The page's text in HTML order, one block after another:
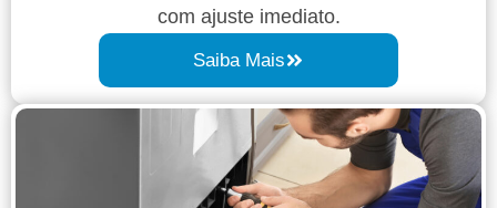
com ajuste imediato.
Saiba Mais